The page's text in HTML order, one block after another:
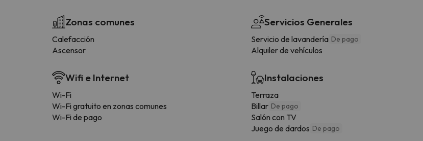
Zonas comunes
Calefacción
Ascensor
Wifi e Internet
Wi-Fi
Wi-Fi gratuito en zonas comunes
Wi-Fi de pago
Servicios Generales
Servicio de lavandería De pago
Alquiler de vehículos
Instalaciones
Terraza
Billar De pago
Salón con TV
Juego de dardos De pago